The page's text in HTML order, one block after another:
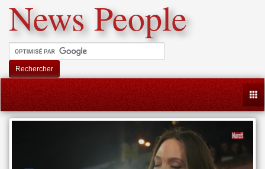
News People
Rechercher